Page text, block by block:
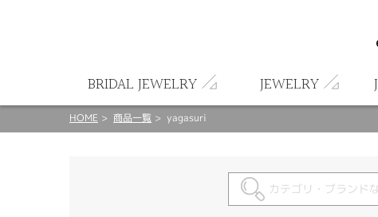
BRIDAL JEWELRY JEWELRY
HOME 商品一覧 yagasuri